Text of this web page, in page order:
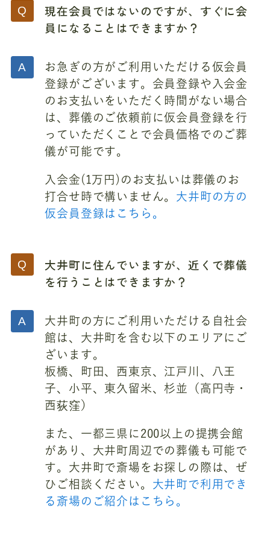
現在会員ではないのですが、すぐに会
員になることはできますか？
お急ぎの方がご利用いただける仮会員
登録がございます。会員登録や入会金
のお支払いをいただく時間がない場合
は、葬儀のご依頼前に仮会員登録を行
っていただくことで会員価格でのご葬
儀が可能です。
入会金(1万円)のお支払いは葬儀のお
打合せ時で構いません。 大井町の方の
仮会員登録はこちら。
大井町に住んでいますが、近くで葬儀
を行うことはできますか？
大井町の方にご利用いただける自社会
館は、大井町を含む以下のエリアにご
ざいます。
板橋、町田、西東京、江戸川、八王
子、小平、東久留米、杉並（高円寺・
西荻窪）
また、一都三県に200以上の提携会館
があり、大井町周辺での葬儀も可能で
す。大井町で斎場をお探しの際は、ぜ
ひご相談ください。 大井町で利用でき
る斎場のご紹介はこちら。